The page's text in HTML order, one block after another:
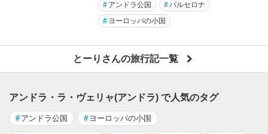
# アンドラ公国 #バルセロナ
# ヨーロッパの小国
とーりさんの旅行記一覧
アンドラ・ラ・ヴェリャ(アンドラ) で人気のタグ
# アンドラ公国 # ヨーロッパの小国